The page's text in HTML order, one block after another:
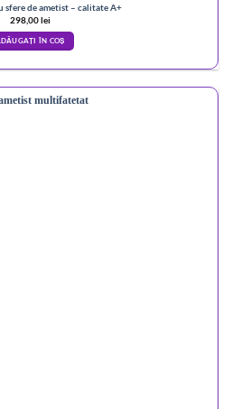
sfere de ametist – calitate A+
298,00lei
ÎN COȘ